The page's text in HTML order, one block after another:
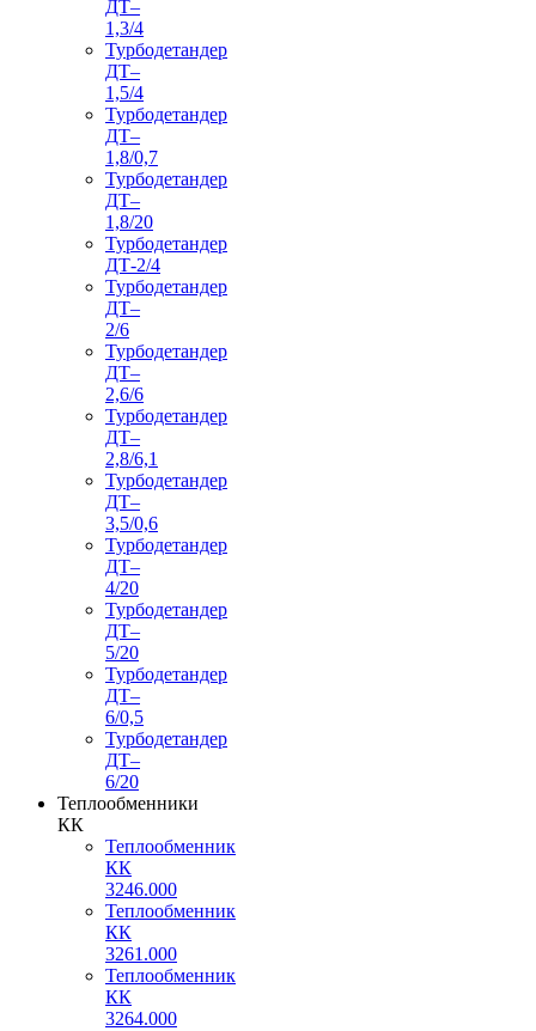
ДТ–
1,3/4
Турбодетандер
ДТ–
1,5/4
Турбодетандер
ДТ–
1,8/0,7
Турбодетандер
ДТ–
1,8/20
Турбодетандер
ДТ-2/4
Турбодетандер
ДТ–
2/6
Турбодетандер
ДТ–
2,6/6
Турбодетандер
ДТ–
2,8/6,1
Турбодетандер
ДТ–
3,5/0,6
Турбодетандер
ДТ–
4/20
Турбодетандер
ДТ–
5/20
Турбодетандер
ДТ–
6/0,5
Турбодетандер
ДТ–
6/20
Теплообменники
КК
Теплообменник
КК
3246.000
Теплообменник
КК
3261.000
Теплообменник
КК
3264.000